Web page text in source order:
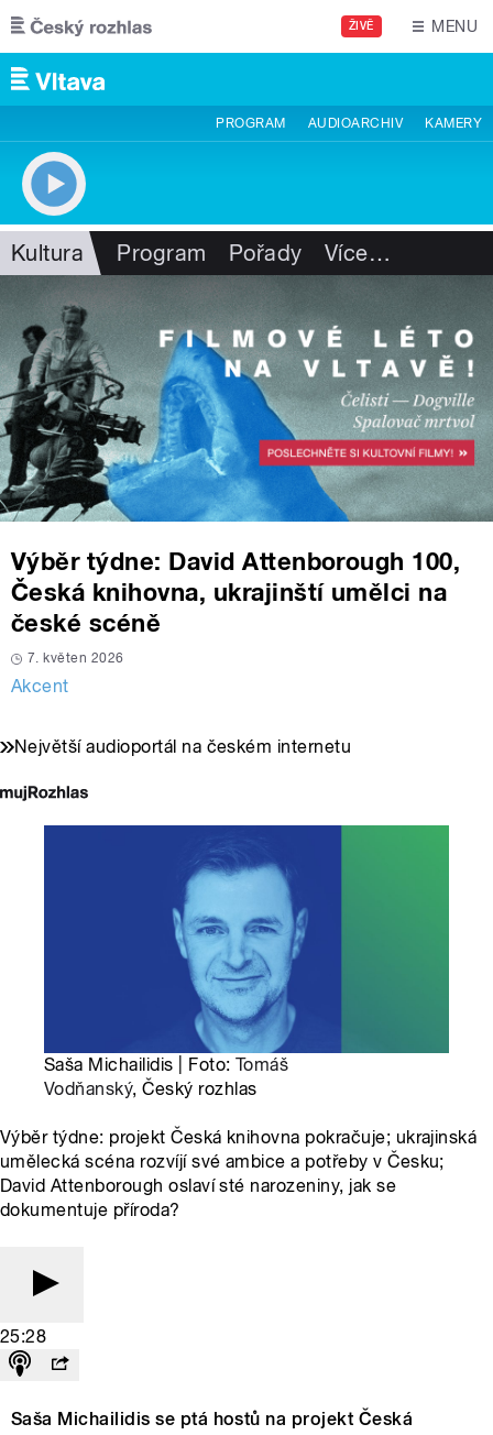
Přejít k hlavnímu obsahu
ŽIVĚ MENU
PROGRAM AUDIOARCHIV KAMERY
Kultura Program Pořady Více…
Výběr týdne: David Attenborough 100,
Česká knihovna, ukrajinští umělci na
české scéně
7. květen 2026
Akcent
Největší audioportál na českém internetu
Saša Michailidis | Foto: Tomáš
Vodňanský, Český rozhlas
Výběr týdne: projekt Česká knihovna pokračuje; ukrajinská
umělecká scéna rozvíjí své ambice a potřeby v Česku;
David Attenborough oslaví sté narozeniny, jak se
dokumentuje příroda?
25:28
Saša Michailidis se ptá hostů na projekt Česká